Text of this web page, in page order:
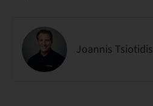
Joannis Tsiotidis